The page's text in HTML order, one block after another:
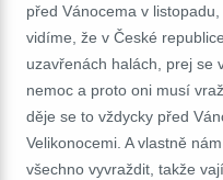
před Vánocema v
vidíme, že v České
uzavřenách halách, prej se
nemoc a proto oni musí
děje se to vždycky před
Velikonocemi. A vlastně
všechno vyvraždit, takže